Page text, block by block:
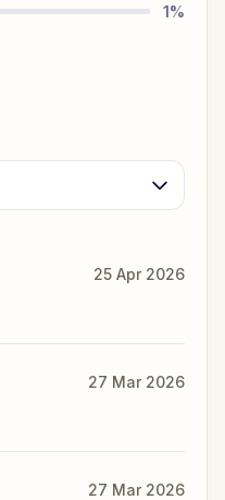
1%
25 Apr 2026
27 Mar 2026
27 Mar 2026